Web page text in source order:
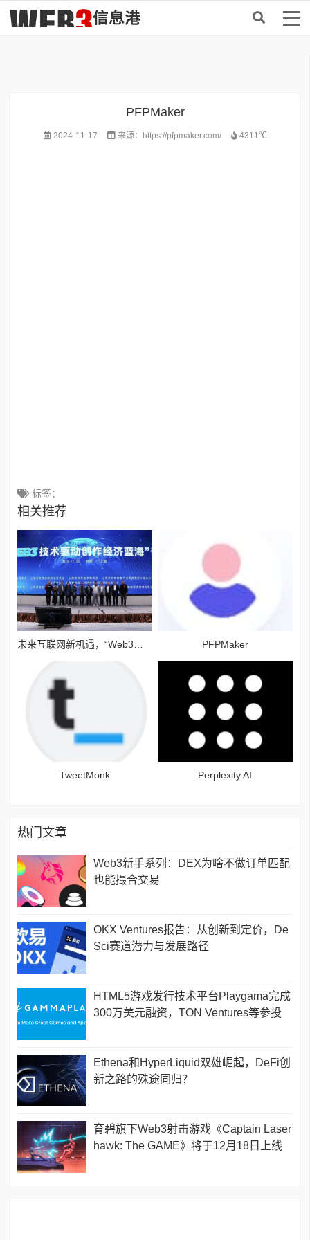
首页 > 项目工具
PFPMaker
2024-11-17 来源： https://pfpmaker.com/ 4311℃
标签：
相关推荐
PFPMaker
TweetMonk Perplexity AI
热门文章
Web3新手系列：DEX为啥不做订单匹配
也能撮合交易
OKX Ventures报告：从创新到定价，De
Sci赛道潜力与发展路径
HTML5游戏发行技术平台Playgama完成
300万美元融资，TON Ventures等参投
Ethena和HyperLiquid双雄崛起，DeFi创
新之路的殊途同归？
育碧旗下Web3射击游戏《Captain Laser
hawk: The GAME》将于12月18日上线